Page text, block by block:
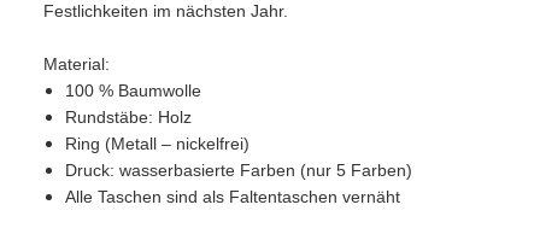
Festlichkeiten im nächsten Jahr.
Material:
100 % Baumwolle
Rundstäbe: Holz
Ring (Metall – nickelfrei)
Druck: wasserbasierte Farben (nur 5 Farben)
Alle Taschen sind als Faltentaschen vernäht